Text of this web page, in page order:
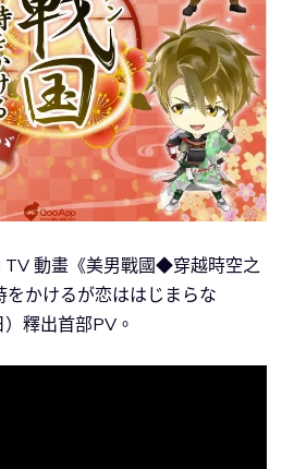
TV 動畫《美男戰國◆穿越時空之
かけるが恋ははじまらな
釋出首部PV。